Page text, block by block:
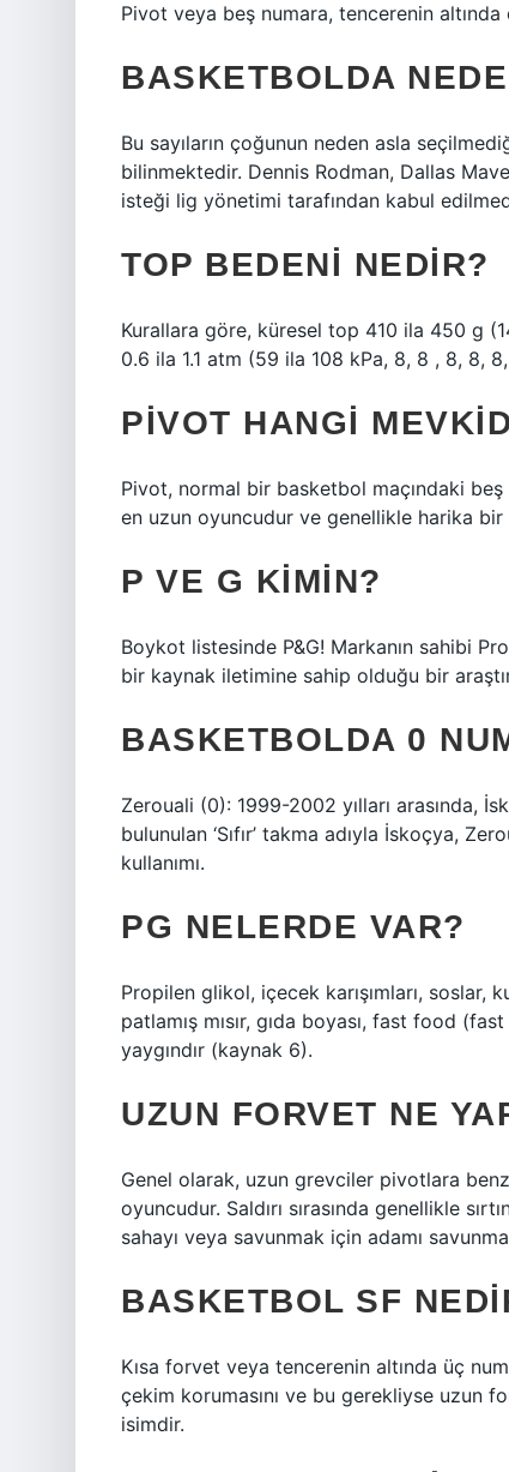
Pivot veya beş numara, tencerenin
BASKETBOLDA
Bu sayıların çoğunun neden asla
bilinmektedir. Dennis Rodman, Dallas
isteği lig yönetimi tarafından kabul
TOP BEDENI NEDIR?
Kurallara göre, küresel top 410 ila 450 g
0.6 ila 1.1 atm (59 ila 108 kPa, 8, 8 , 8, 8,
PIVOT HANGI
Pivot, normal bir basketbol maçındaki
en uzun oyuncudur ve genellikle harika
P VE G KIMIN?
Boykot listesinde P&G! Markanın sahibi
bir kaynak iletimine sahip olduğu bir
BASKETBOLDA 0
Zerouali (0): 1999-2002 yılları arasında,
bulunulan ‘Sıfır’ takma adıyla İskoçya,
kullanımı.
PG NELERDE VAR?
Propilen glikol, içecek karışımları, soslar,
patlamış mısır, gıda boyası, fast food
yaygındır (kaynak 6).
UZUN FORVET NE
Genel olarak, uzun grevciler pivotlara
oyuncudur. Saldırı sırasında genellikle
sahayı veya savunmak için adamı
BASKETBOL SF
Kısa forvet veya tencerenin altında üç
çekim korumasını ve bu gerekliyse uzun
isimdir.